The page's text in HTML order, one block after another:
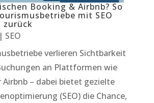
Booking & Airbnb? So
mit SEO
zurück
| SEO
verlieren Sichtbarkeit
an Plattformen wie
– dabei bietet gezielte
(SEO) die Chance,